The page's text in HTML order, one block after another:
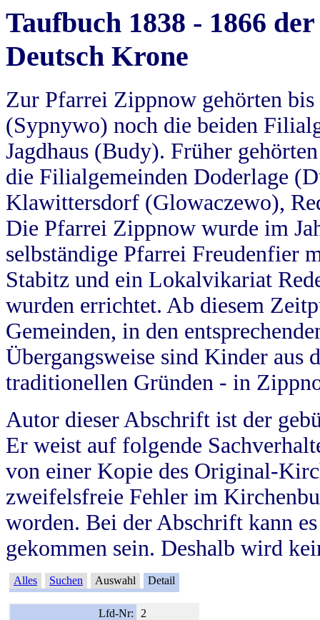
Taufbuch 1838 - 1866
Deutsch Krone
Zur Pfarrei Zippnow gehörten
(Sypnywo) noch die beiden
Jagdhaus (Budy). Früher
die Filialgemeinden Doderlage
Klawittersdorf (Glowaczewo),
Die Pfarrei Zippnow wurde im
selbständige Pfarrei Freudenfier
Stabitz und ein Lokalvikariat
wurden errichtet. Ab diesem
Gemeinden, in den
Übergangsweise sind Kinder aus
traditionellen Gründen - in
Autor dieser Abschrift ist der
Er weist auf folgende
von einer Kopie des Original-
zweifelsfreie Fehler im
worden. Bei der Abschrift kann
gekommen sein. Deshalb wird
Alles Suchen Auswahl Detail
Lfd-Nr:
2